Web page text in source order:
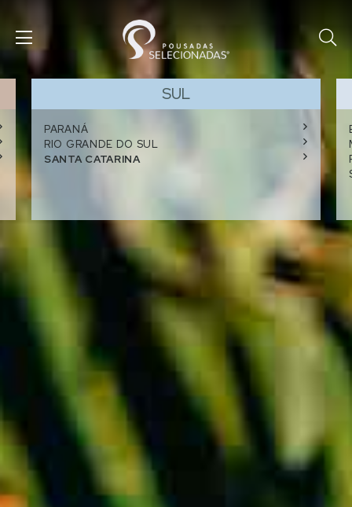
SUL
PARANÁ
RIO GRANDE DO SUL
SANTA CATARINA